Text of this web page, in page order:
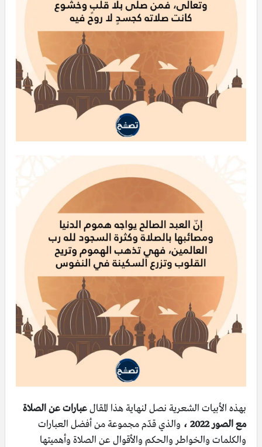
بهذه الأبيات الشعرية نصل لنهاية هذا المقالعبارات عن الصلاة
مع الصور 2022 ،
والذي قدّم مجموعة من أفضل العبارات
والكلمات والخواطر والحكم والأقوال عن الصلاة وأهميتها